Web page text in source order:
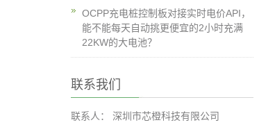
OCPP充电桩控制板对接实时电价API，
能不能每天自动挑更便宜的2小时充满
22KW的大电池？
联系我们
联系人： 深圳市芯橙科技有限公司